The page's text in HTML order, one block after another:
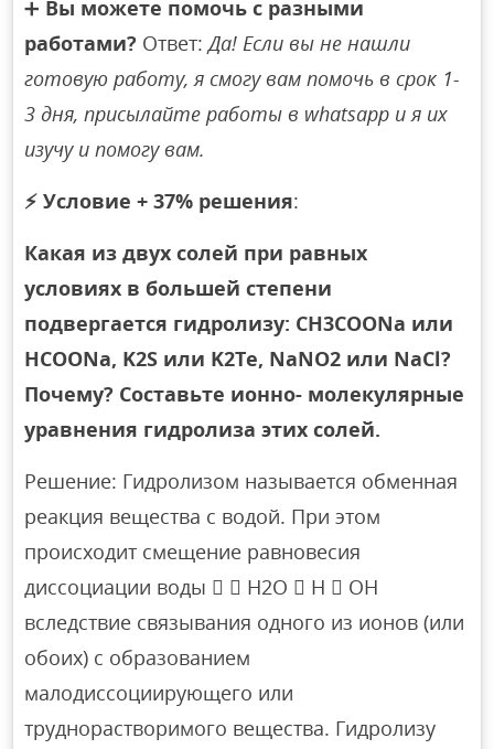
➕ Вы можете помочь с разными
работами? Ответ:Да! Если вы не нашли
готовую работу, я смогу вам помочь в срок 1-
3 дня, присылайте работы в whatsapp и я их
изучу и помогу вам.
⚡ Условие + 37% решения:
Какая из двух солей при равных
условиях в большей степени
подвергается гидролизу: CH3COONa или
HCOONa, K2S или K2Te, NaNO2 или NaCl?
Почему? Составьте ионно- молекулярные
уравнения гидролиза этих солей.
Решение: Гидролизом называется обменная
реакция вещества с водой. При этом
происходит смещение равновесия
диссоциации воды   H2O  H  OH
вследствие связывания одного из ионов (или
обоих) с образованием
малодиссоциирующего или
труднорастворимого вещества. Гидролизу